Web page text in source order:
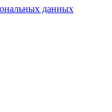
данных